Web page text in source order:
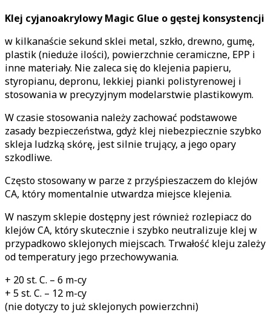
Klej cyjanoakrylowy Magic Glue o gęstej konsystencji
w kilkanaście sekund sklei metal, szkło, drewno, gumę,
plastik (nieduże ilości), powierzchnie ceramiczne, EPP i
inne materiały. Nie zaleca się do klejenia papieru,
styropianu, depronu, lekkiej pianki polistyrenowej i
stosowania w precyzyjnym modelarstwie plastikowym.
W czasie stosowania należy zachować podstawowe
zasady bezpieczeństwa, gdyż klej niebezpiecznie szybko
skleja ludzką skórę, jest silnie trujący, a jego opary
szkodliwe.
Często stosowany w parze z przyśpieszaczem do klejów
CA, który momentalnie utwardza miejsce klejenia.
W naszym sklepie dostępny jest również rozlepiacz do
klejów CA, który skutecznie i szybko neutralizuje klej w
przypadkowo sklejonych miejscach. Trwałość kleju zależy
od temperatury jego przechowywania.
+ 20 st. C. – 6 m-cy
+ 5 st. C. – 12 m-cy
(nie dotyczy to już sklejonych powierzchni)